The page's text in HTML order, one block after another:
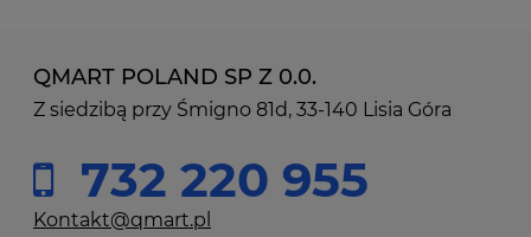
QMART POLAND SP Z 0.0.
Z siedzibą przy Śmigno 81d, 33-140 Lisia Góra
732 220 955
Kontakt@qmart.pl